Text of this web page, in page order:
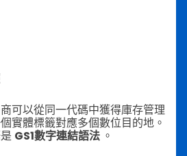
可以從同一代碼中獲得庫存管理
實體標籤對應多個數位目的地。
GS1數字連結語法 。